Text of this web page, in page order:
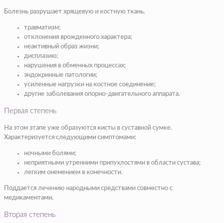
Болезнь разрушает хрящевую и костную ткань.
травматизм;
отклонения врожденного характера;
неактивный образ жизни;
дисплазию;
нарушения в обменных процессах;
эндокринные патологии;
усиленные нагрузки на костное соединение;
другие заболевания опорно-двигательного аппарата.
Первая степень
На этом этапе уже образуются кисты в суставной сумке.
Характеризуется следующими симптомами:
ночными болями;
неприятными утренними припухлостями в области сустава;
легким онемением в конечности.
Поддается лечению народными средствами совместно с
медикаментами.
Вторая степень